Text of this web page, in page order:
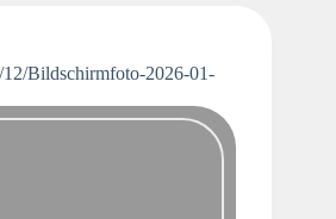
12/Bildschirmfoto-2026-01-